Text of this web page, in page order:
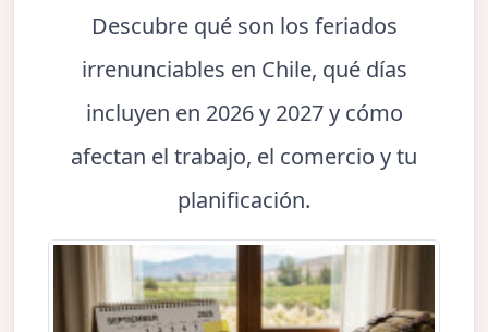
Descubre qué son los feriados
irrenunciables en Chile, qué días
incluyen en 2026 y 2027 y cómo
afectan el trabajo, el comercio y tu
planificación.